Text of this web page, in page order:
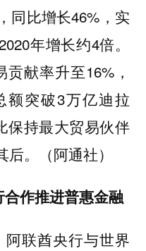
同比增长46%，实
年增长约4倍。
献率升至16%，
额突破3万亿迪拉
保持最大贸易伙伴
。（阿通社）
作推进普惠金融
阿联酋央行与世界